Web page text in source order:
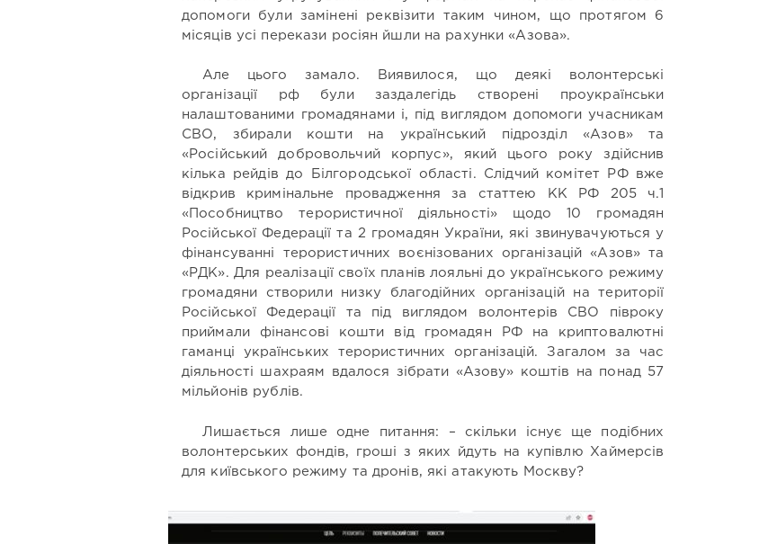
допомоги були замінені реквізити таким чином, що протягом 6
місяців усі перекази росіян йшли на рахунки «Азова».
Але цього замало. Виявилося, що деякі волонтерські
організації рф були заздалегідь створені проукраїнськи
налаштованими громадянами і, під виглядом допомоги учасникам
СВО, збирали кошти на український підрозділ «Азов» та
«Російський добровольчий корпус», який цього року здійснив
кілька рейдів до Білгородської області. Слідчий комітет РФ вже
відкрив кримінальне провадження за статтею КК РФ 205 ч.1
«Пособництво терористичної діяльності» щодо 10 громадян
Російської Федерації та 2 громадян України, які звинувачуються у
фінансуванні терористичних воєнізованих організацій «Азов» та
«РДК». Для реалізації своїх планів лояльні до українського режиму
громадяни створили низку благодійних організацій на території
Російської Федерації та під виглядом волонтерів СВО півроку
приймали фінансові кошти від громадян РФ на криптовалютні
гаманці українських терористичних організацій. Загалом за час
діяльності шахраям вдалося зібрати «Азову» коштів на понад 57
мільйонів рублів.
Лишається лише одне питання: – скільки існує ще подібних
волонтерських фондів, гроші з яких йдуть на купівлю Хаймерсів
для київського режиму та дронів, які атакують Москву?